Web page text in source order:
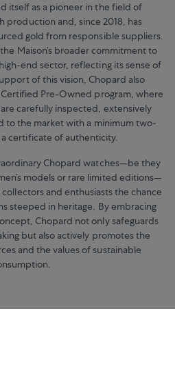
itself as a pioneer in the field of
production and, since 2018, has
gold from responsible suppliers.
Maison’s broader commitment to
end sector, reflecting its sense of
of this vision, Chopard also
Pre-Owned program, where
carefully inspected, extensively
to the market with a minimum two-
certificate of authenticity.
Chopard watches—be they
models or rare limited editions—
and enthusiasts the chance
steeped in heritage. By embracing
Chopard not only safeguards
but also actively promotes the
and the values of sustainable